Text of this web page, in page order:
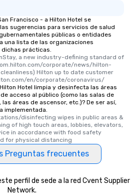
Francisco - a Hilton Hotel se
sugerencias para servicios de salud
públicas o entidades
una lista de las organizaciones
prácticas.
a new industry-defining standard of
corporate/news/hilton-
Hilton up to date customer
en/corporate/coronavirus/
Hotel limpia y desinfecta las áreas
acceso al público (como las salas de
áreas de ascensor, etc.)? De ser así,
implementada.
disinfecting wipes in public areas &
of high touch areas, lobbies, elevators,
in accordance with food safety
for physical distancing
Preguntas frecuentes
perfil de sede a la red Cvent Supplier
Network.